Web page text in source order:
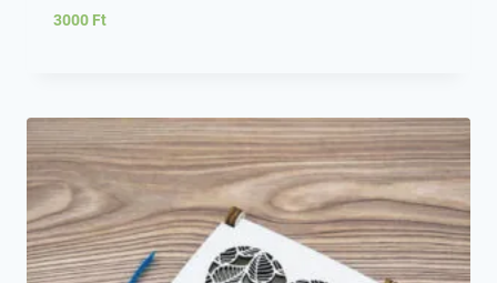
3000 Ft